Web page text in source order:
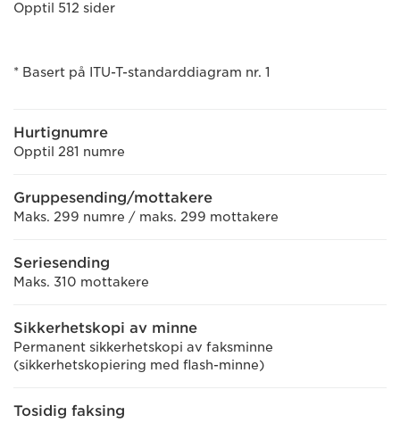
Opptil 512 sider
* Basert på ITU-T-standarddiagram nr. 1
Hurtignumre
Opptil 281 numre
Gruppesending/mottakere
Maks. 299 numre / maks. 299 mottakere
Seriesending
Maks. 310 mottakere
Sikkerhetskopi av minne
Permanent sikkerhetskopi av faksminne
(sikkerhetskopiering med flash-minne)
Tosidig faksing